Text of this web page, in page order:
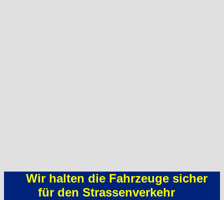
Wir halten die Fahrzeuge sicher
für den Strassenverkehr